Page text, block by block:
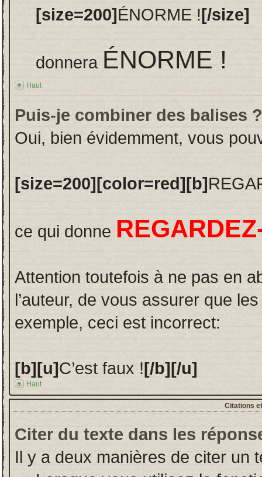
[size=200]ÉNORME ![/size]
donnera ÉNORME !
Haut
Puis-je combiner des balises ?
Oui, bien évidemment, vous
[size=200][color=red][b]
ce qui donne
Attention toutefois à ne pas en
l’auteur, de vous assurer que
exemple, ceci est incorrect:
[b][u]C’est faux ![/b][/u]
Haut
Citations
Citer du texte dans les
Il y a deux manières de citer un